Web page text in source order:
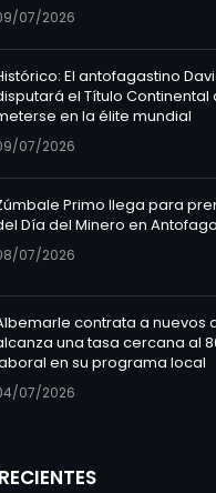
07/2026
El antofagastino
el Título Continental
en la élite mundial
07/2026
Primo llega para
Día del Minero en
07/2026
contrata a nuevos
una tasa cercana al
en su programa local
07/2026